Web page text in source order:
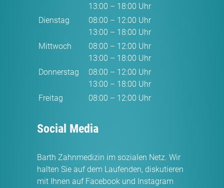
13:00 – 18:00 Uhr
Dienstag
08:00 – 12:00 Uhr
13:00 – 18:00 Uhr
Mittwoch
08:00 – 12:00 Uhr
13:00 – 18:00 Uhr
Donnerstag
08:00 – 12:00 Uhr
13:00 – 18:00 Uhr
Freitag
08:00 – 12:00 Uhr
Social Media
Barth Zahnmedizin im sozialen Netz. Wir
halten Sie auf dem Laufenden, diskutieren
mit Ihnen auf Facebook und Instagram